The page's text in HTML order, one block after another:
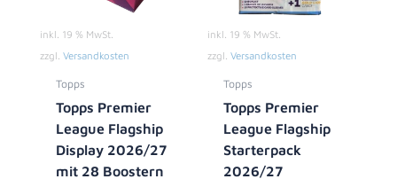
inkl. 19 % MwSt.
zzgl. Versandkosten
Topps
Topps Premier
League Flagship
Display 2026/27
mit 28 Boostern
inkl. 19 % MwSt.
zzgl. Versandkosten
Topps
Topps Premier
League Flagship
Starterpack
2026/27